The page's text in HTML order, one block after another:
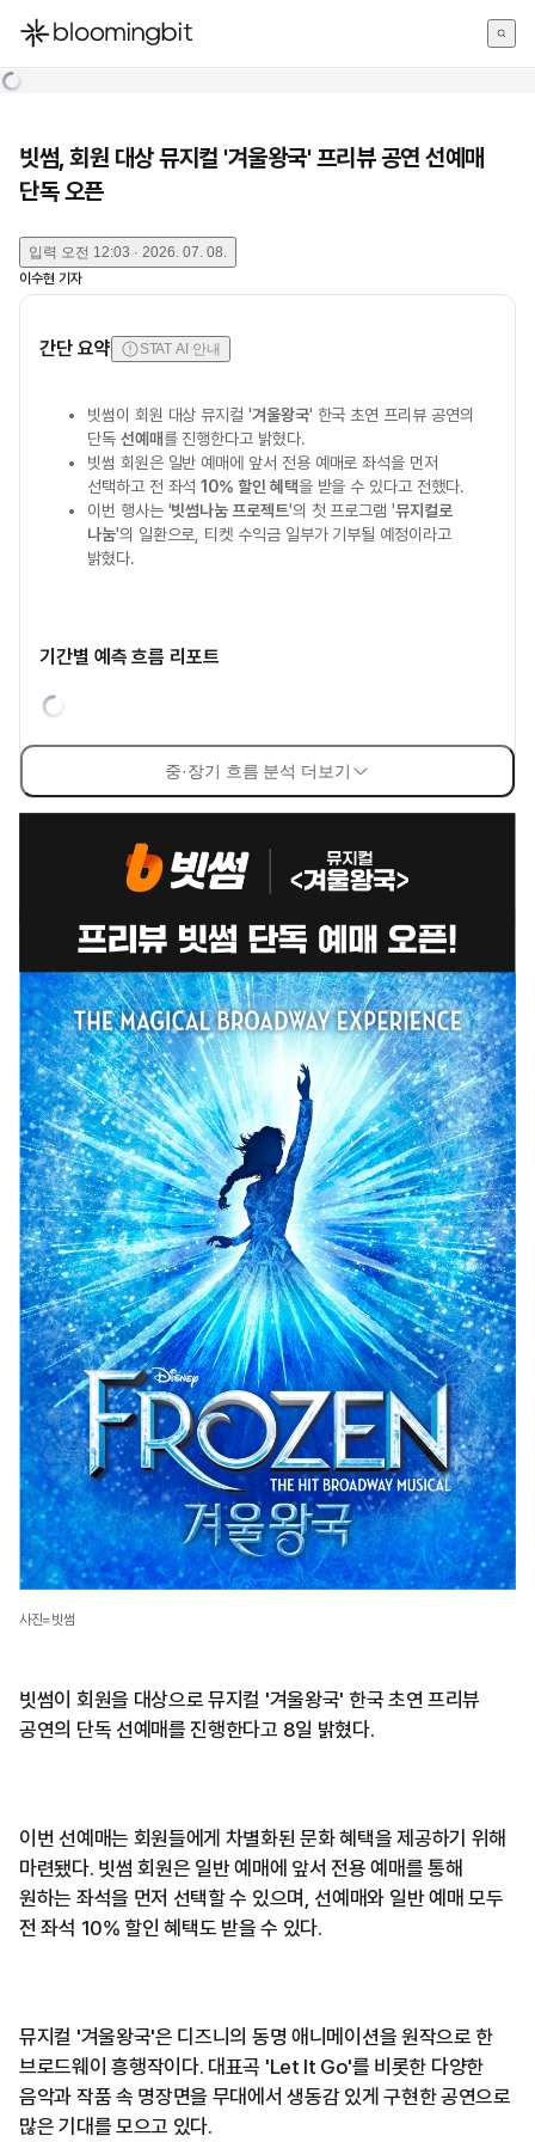
한국어
빗썸, 회원 대상 뮤지컬 '겨울왕국' 프리뷰 공연 선예매
단독 오픈
입력 오전 12:03 · 2026. 07. 08.
이수현 기자
간단 요약 STAT AI 안내
빗썸이 회원 대상 뮤지컬 '겨울왕국' 한국 초연 프리뷰 공연의
단독 선예매를 진행한다고 밝혔다.
빗썸 회원은 일반 예매에 앞서 전용 예매로 좌석을 먼저
선택하고 전 좌석10% 할인 혜택을 받을 수 있다고 전했다.
이번 행사는 '빗썸나눔 프로젝트'의 첫 프로그램 '뮤지컬로
나눔'의 일환으로, 티켓 수익금 일부가 기부될 예정이라고
밝혔다.
기간별 예측 흐름 리포트
중·장기 흐름 분석 더보기
사진=빗썸
빗썸이 회원을 대상으로 뮤지컬 '겨울왕국' 한국 초연 프리뷰
공연의 단독 선예매를 진행한다고 8일 밝혔다.
이번 선예매는 회원들에게 차별화된 문화 혜택을 제공하기 위해
마련됐다. 빗썸 회원은 일반 예매에 앞서 전용 예매를 통해
원하는 좌석을 먼저 선택할 수 있으며, 선예매와 일반 예매 모두
전 좌석 10% 할인 혜택도 받을 수 있다.
뮤지컬 '겨울왕국'은 디즈니의 동명 애니메이션을 원작으로 한
브로드웨이 흥행작이다. 대표곡 'Let It Go'를 비롯한 다양한
음악과 작품 속 명장면을 무대에서 생동감 있게 구현한 공연으로
많은 기대를 모으고 있다.